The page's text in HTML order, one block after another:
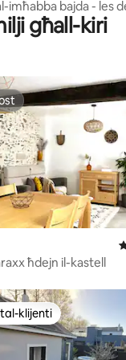
imħabba bajda - les
għall-kiri
5, skont dan-
ħdejn il-kastell
klijenti
klijenti